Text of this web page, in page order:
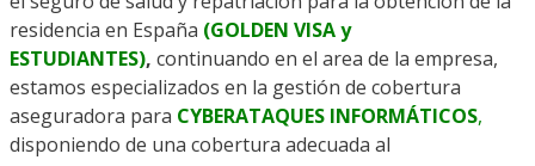
residencia en España (GOLDEN VISA y
ESTUDIANTES), continuando en el area de la empresa,
estamos especializados en la gestión de cobertura
aseguradora para CYBERATAQUES INFORMÁTICOS,
disponiendo de una cobertura adecuada al